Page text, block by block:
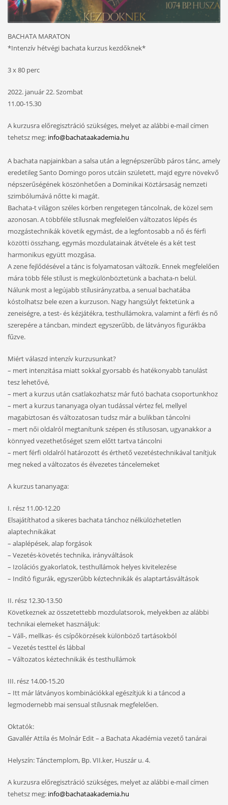
BACHATA MARATON
*Intenzív hétvégi bachata kurzus kezdőknek*
3 x 80 perc
2022. január 22. Szombat
11.00-15.30
A kurzusra előregisztráció szükséges, melyet az alábbi e-mail címen
tehetsz meg: info@bachataakademia.hu
A bachata napjainkban a salsa után a legnépszerűbb páros tánc, amely
eredetileg Santo Domingo poros utcáin született, majd egyre növekvő
népszerűségének köszönhetően a Dominikai Köztársaság nemzeti
szimbólumává nőtte ki magát.
Bachata-t világon széles körben rengetegen táncolnak, de közel sem
azonosan. A többféle stílusnak megfelelően változatos lépés és
mozgástechnikák követik egymást, de a legfontosabb a nő és férfi
közötti összhang, egymás mozdulatainak átvétele és a két test
harmonikus együtt mozgása.
A zene fejlődésével a tánc is folyamatosan változik. Ennek megfelelően
mára több féle stílust is megkülönböztetünk a bachata-n belül.
Nálunk most a legújabb stílusirányzatba, a senual bachatába
kóstolhatsz bele ezen a kurzuson. Nagy hangsúlyt fektetünk a
zeneiségre, a test- és kézjátékra, testhullámokra, valamint a férfi és nő
szerepére a táncban, mindezt egyszerűbb, de látványos figurákba
fűzve.
Miért válaszd intenzív kurzusunkat?
– mert intenzitása miatt sokkal gyorsabb és hatékonyabb tanulást
tesz lehetővé,
– mert a kurzus után csatlakozhatsz már futó bachata csoportunkhoz
– mert a kurzus tananyaga olyan tudással vértez fel, mellyel
magabiztosan és változatosan tudsz már a bulikban táncolni
– mert női oldalról megtanítunk szépen és stílusosan, ugyanakkor a
könnyed vezethetőséget szem előtt tartva táncolni
– mert férfi oldalról határozott és érthető vezetéstechnikával tanítjuk
meg neked a változatos és élvezetes táncelemeket
A kurzus tananyaga:
I. rész 11.00-12.20
Elsajátíthatod a sikeres bachata tánchoz nélkülözhetetlen
alaptechnikákat
– alaplépések, alap forgások
– Vezetés-követés technika, irányváltások
– Izolációs gyakorlatok, testhullámok helyes kivitelezése
– Indító figurák, egyszerűbb kéztechnikák és alaptartásváltások
II. rész 12.30-13.50
Következnek az összetettebb mozdulatsorok, melyekben az alábbi
technikai elemeket használjuk:
– Váll-, mellkas- és csípőkörzések különböző tartásokból
– Vezetés testtel és lábbal
– Változatos kéztechnikák és testhullámok
III. rész 14.00-15.20
– Itt már látványos kombinációkkal egészítjük ki a táncod a
legmodernebb mai sensual stílusnak megfelelően.
Oktatók:
Gavallér Attila és Molnár Edit – a Bachata Akadémia vezető tanárai
Helyszín: Tánctemplom, Bp. VII.ker, Huszár u. 4.
A kurzusra előregisztráció szükséges, melyet az alábbi e-mail címen
tehetsz meg: info@bachataakademia.hu